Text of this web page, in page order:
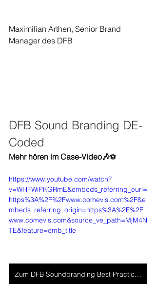
Maximilian Arthen, Senior Brand
Manager des DFB
DFB Sound Branding DE-
Coded
Mehr hören im Case-Video🎶⚽
https://www.youtube.com/watch?
v=WHFWiPKGRmE&embeds_referring_euri=
https%3A%2F%2Fwww.comevis.com%2F&e
mbeds_referring_origin=https%3A%2F%2F
www.comevis.com&source_ve_path=MjM4N
TE&feature=emb_title
Zum DFB Soundbranding Best Practice >